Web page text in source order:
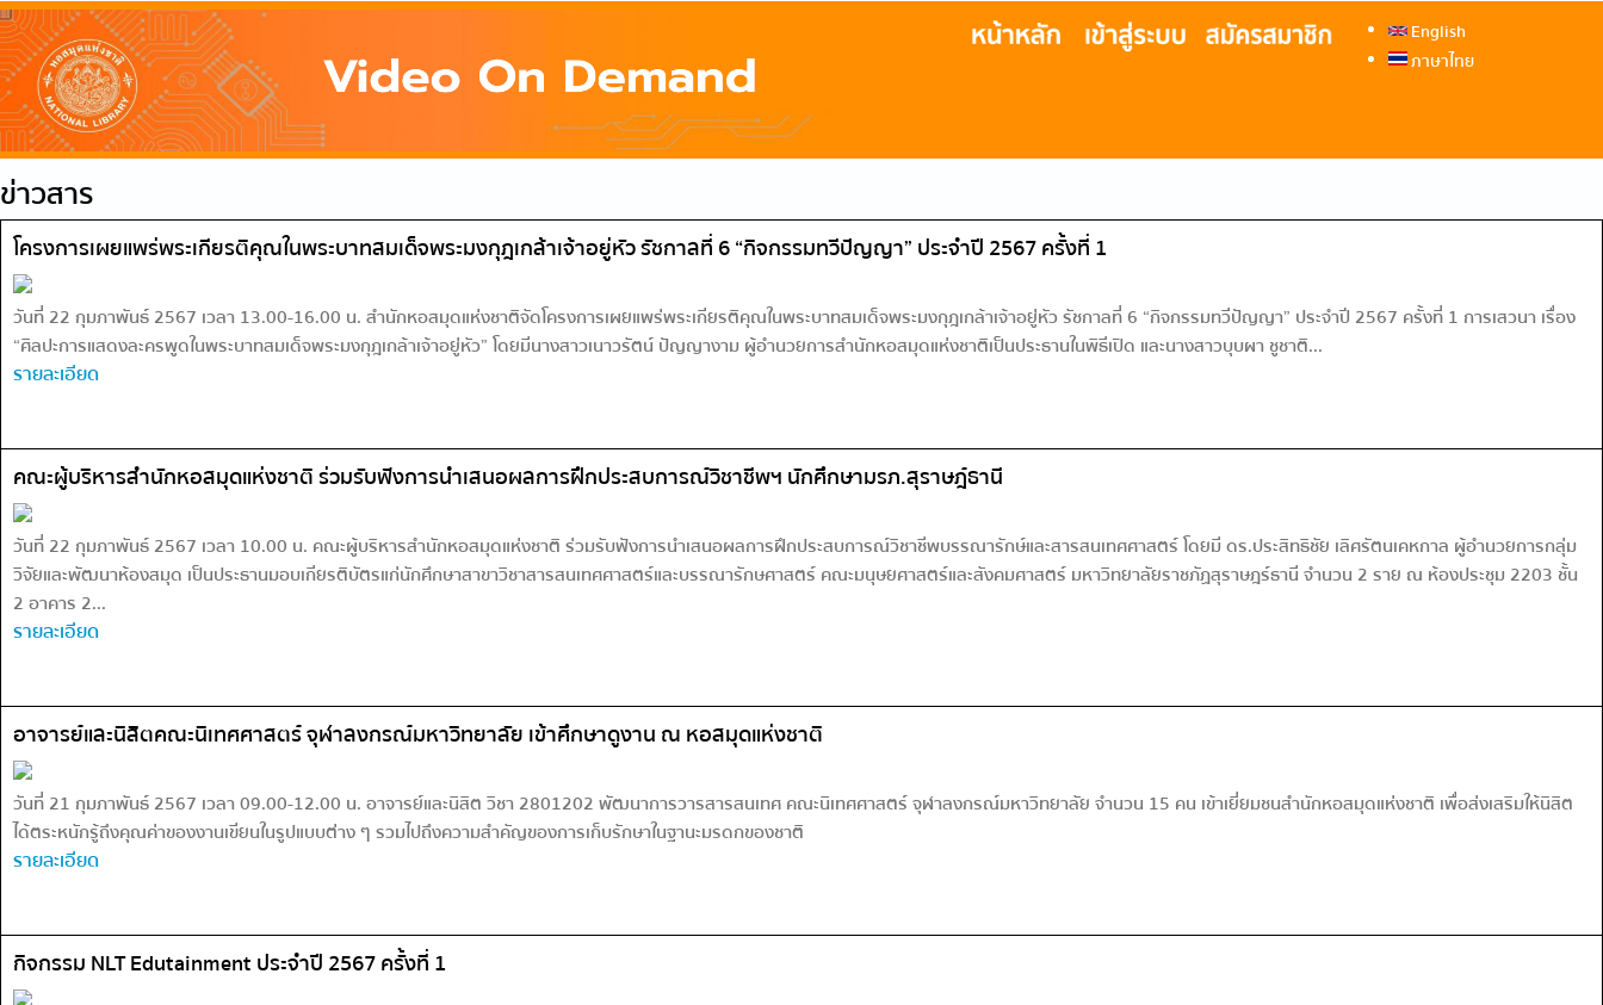
English
ภาษาไทย
ข่าวสาร
โครงการเผยแพร่พระเกียรติคุณในพระบาทสมเด็จพระมงกุฎเกล้าเจ้าอยู่หัว รัชกาลที่ 6 “กิจกรรมทวีปัญญา” ประจำปี 2567 ครั้งที่ 1
วันที่ 22 กุมภาพันธ์ 2567 เวลา 13.00-16.00 น. สำนักหอสมุดแห่งชาติจัดโครงการเผยแพร่พระเกียรติคุณในพระบาทสมเด็จพระมงกุฎเกล้าเจ้าอยู่หัว รัชกาลที่ 6 “กิจกรรมทวีปัญญา” ประจำปี 2567 ครั้งที่ 1 การเสวนา เรื่อง
“ศิลปะการแสดงละครพูดในพระบาทสมเด็จพระมงกุฎเกล้าเจ้าอยู่หัว” โดยมีนางสาวเนาวรัตน์ ปัญญางาม ผู้อำนวยการสำนักหอสมุดแห่งชาติเป็นประธานในพิธีเปิด และนางสาวบุบผา ชูชาติ...
รายละเอียด
คณะผู้บริหารสำนักหอสมุดแห่งชาติ ร่วมรับฟังการนำเสนอผลการฝึกประสบการณ์วิชาชีพฯ นักศึกษามรภ.สุราษฎ์ธานี
วันที่ 22 กุมภาพันธ์ 2567 เวลา 10.00 น. คณะผู้บริหารสำนักหอสมุดแห่งชาติ ร่วมรับฟังการนำเสนอผลการฝึกประสบการณ์วิชาชีพบรรณารักษ์และสารสนเทศศาสตร์ โดยมี ดร.ประสิทธิชัย เลิศรัตนเคหกาล ผู้อำนวยการกลุ่ม
วิจัยและพัฒนาห้องสมุด เป็นประธานมอบเกียรติบัตรแก่นักศึกษาสาขาวิชาสารสนเทศศาสตร์และบรรณารักษศาสตร์ คณะมนุษยศาสตร์และสังคมศาสตร์ มหาวิทยาลัยราชภัฏสุราษฎร์ธานี จำนวน 2 ราย ณ ห้องประชุม 2203 ชั้น
2 อาคาร 2...
รายละเอียด
อาจารย์และนิสิตคณะนิเทศศาสตร์ จุฬาลงกรณ์มหาวิทยาลัย เข้าศึกษาดูงาน ณ หอสมุดแห่งชาติ
วันที่ 21 กุมภาพันธ์ 2567 เวลา 09.00-12.00 น. อาจารย์และนิสิต วิชา 2801202 พัฒนาการวารสารสนเทศ คณะนิเทศศาสตร์ จุฬาลงกรณ์มหาวิทยาลัย จำนวน 15 คน เข้าเยี่ยมชนสำนักหอสมุดแห่งชาติ เพื่อส่งเสริมให้นิสิต
ได้ตระหนักรู้ถึงคุณค่าของงานเขียนในรูปแบบต่าง ๆ รวมไปถึงความสำคัญของการเก็บรักษาในฐานะมรดกของชาติ
รายละเอียด
กิจกรรม NLT Edutainment ประจำปี 2567 ครั้งที่ 1